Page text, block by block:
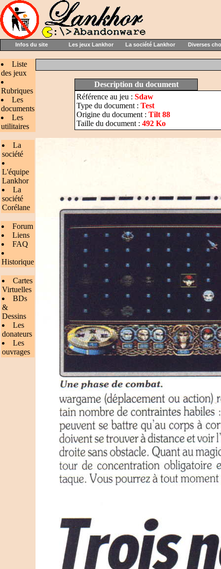
Infos du site Les jeux Lankhor La société Lankhor Diverses
Liste
des jeux
Rubriques
Les
documents
Les
utilitaires
La
société
L'équipe
Lankhor
La
société
Corélane
Forum
Liens
FAQ
Historique
Cartes
Virtuelles
BDs
&
Dessins
Les
donateurs
Les
ouvrages
Description du document
Référence au jeu : Sdaw
Type du document : Test
Origine du document : Tilt 88
Taille du document : 492 Ko